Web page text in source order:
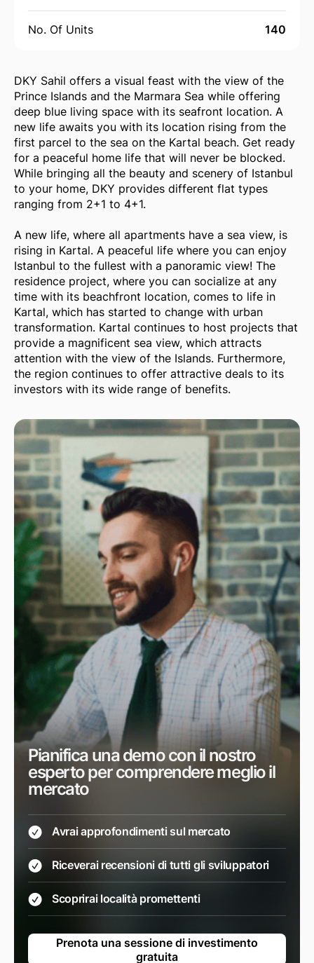
No. Of Units 140
DKY Sahil offers a visual feast with the view of the
Prince Islands and the Marmara Sea while offering
deep blue living space with its seafront location. A
new life awaits you with its location rising from the
first parcel to the sea on the Kartal beach. Get ready
for a peaceful home life that will never be blocked.
While bringing all the beauty and scenery of Istanbul
to your home, DKY provides different flat types
ranging from 2+1 to 4+1.
A new life, where all apartments have a sea view, is
rising in Kartal. A peaceful life where you can enjoy
Istanbul to the fullest with a panoramic view! The
residence project, where you can socialize at any
time with its beachfront location, comes to life in
Kartal, which has started to change with urban
transformation. Kartal continues to host projects that
provide a magnificent sea view, which attracts
attention with the view of the Islands. Furthermore,
the region continues to offer attractive deals to its
investors with its wide range of benefits.
Pianifica una demo con il nostro
esperto per comprendere meglio il
mercato
Avrai approfondimenti sul mercato
Riceverai recensioni di tutti gli sviluppatori
Scoprirai località promettenti
Prenota una sessione di investimento
gratuita